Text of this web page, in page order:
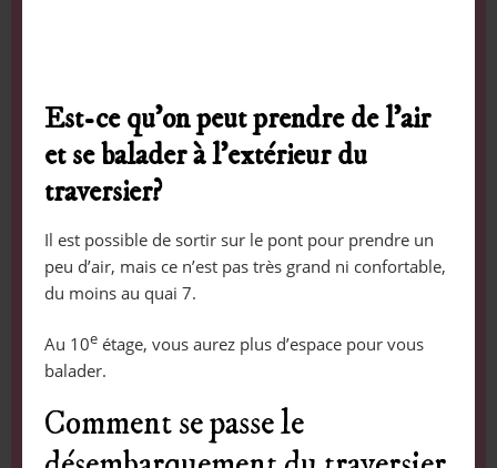
Est-ce qu’on peut prendre de l’air
et se balader à l’extérieur du
traversier?
Il est possible de sortir sur le pont pour prendre un
peu d’air, mais ce n’est pas très grand ni confortable,
du moins au quai 7.
Au 10eétage, vous aurez plus d’espace pour vous
balader.
Comment se passe le